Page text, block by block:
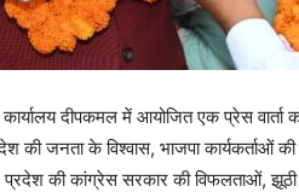
दीपकमल में आयोजित एक प्रेस वार्ता
की जनता के विश्वास, भाजपा
की कांग्रेस सरकार की विफलताओं, झूठी